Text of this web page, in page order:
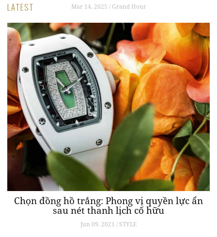
Mar 14, 2025 / Grand Hour
LATEST
Chọn đồng hồ trắng: Phong vị quyền lực ẩn
sau nét thanh lịch cố hữu
Jun 09, 2021 / STYLE